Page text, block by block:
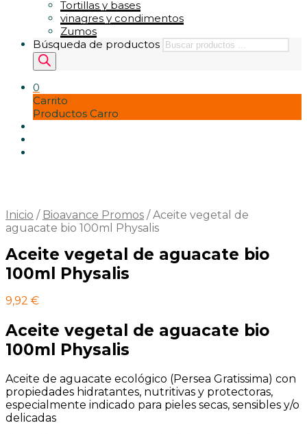
Tortillas y bases
vinagres y condimentos
Zumos
Búsqueda de productos
0
Carrito
Productos Carro
Inicio / Bioavance Promos /Aceite vegetal de
aguacate bio 100ml Physalis
Aceite vegetal de aguacate bio
100ml Physalis
9,92 €
Aceite vegetal de aguacate bio
100ml Physalis
Aceite de aguacate ecológico (Persea Gratissima) con
propiedades hidratantes, nutritivas y protectoras,
especialmente indicado para pieles secas, sensibles y/o
delicadas